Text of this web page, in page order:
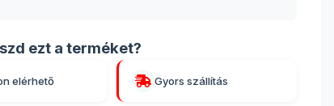
ezt a terméket?
elérhető Gyors szállítás